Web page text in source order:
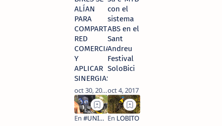
ALÍAN
PARA
COMPARTIR
RED
COMERCIAL
Y
APLICAR
SINERGIAS
con el
sistema
ABS en el
Sant
Andreu
Festival
SoloBici